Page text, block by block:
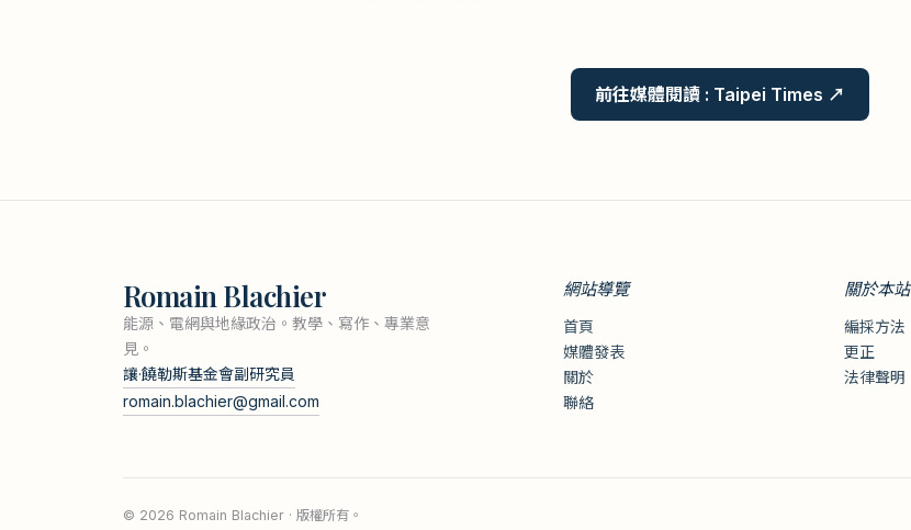
前往媒體閱讀 : Taipei Times ↗
Romain Blachier
能源、電網與地緣政治。教學、寫作、專業意
見。
讓·饒勒斯基金會副研究員
romain.blachier@gmail.com
網站導覽
首頁
媒體發表
關於
聯絡
關於本站
編採方法
更正
法律聲明
© 2026 Romain Blachier · 版權所有。